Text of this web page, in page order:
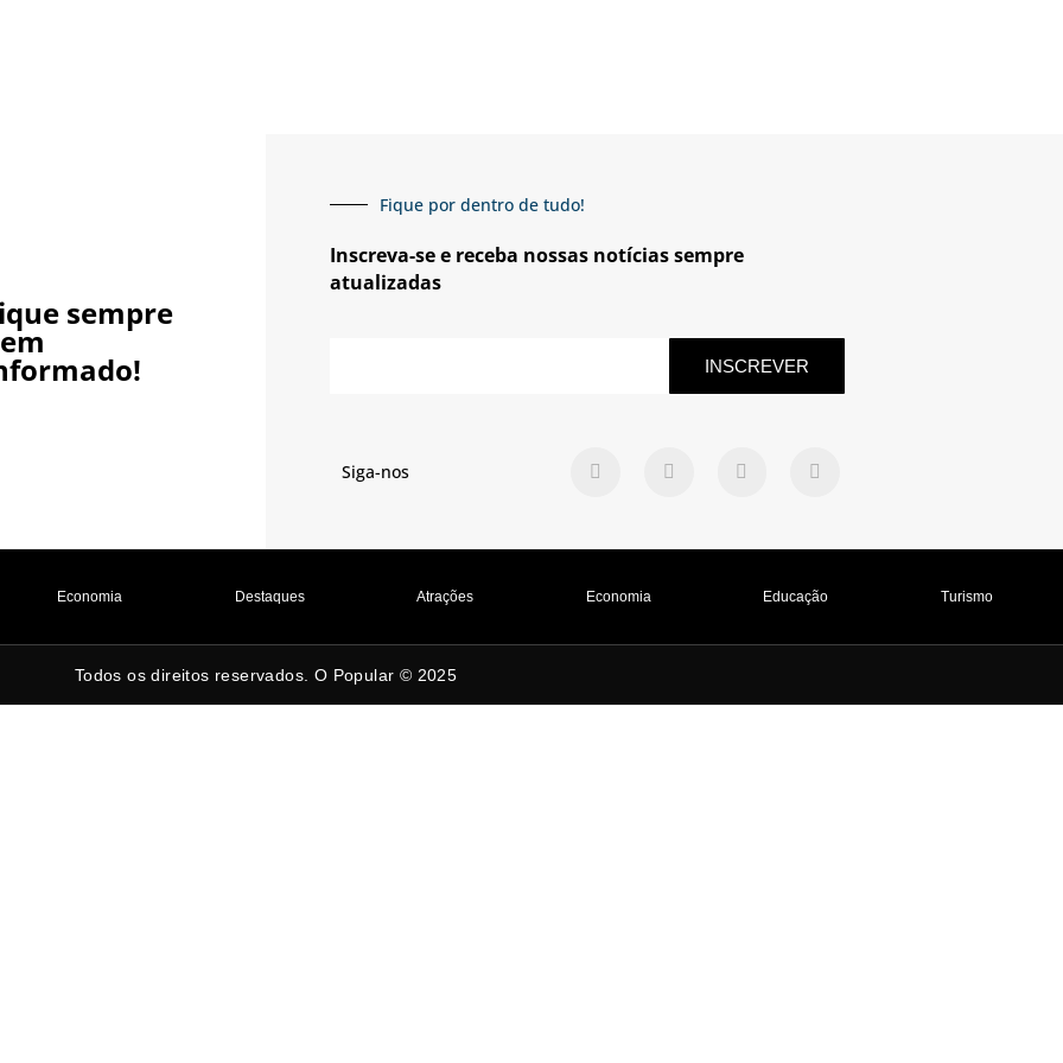
sempre
Fique por dentro de tudo!
Inscreva-se e receba nossas notícias sempre
atualizadas
INSCREVER
Siga-nos
Economia Destaques Atrações Economia Educação Turismo
Todos os direitos reservados. O Popular © 2025